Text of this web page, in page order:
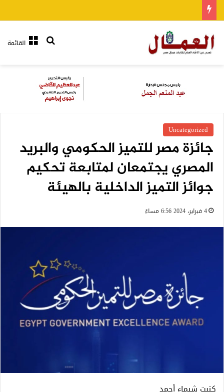
القائمةبحث عن
Uncategorized
جائزة مصر للتميز الحكومي والبريد
المصري يجتمعان لمتابعة تحكيم
جوائز التميز الداخلية بالهيئة
4 فبراير، 2024 6:56 مساءً
كتبت شيماء أحمد